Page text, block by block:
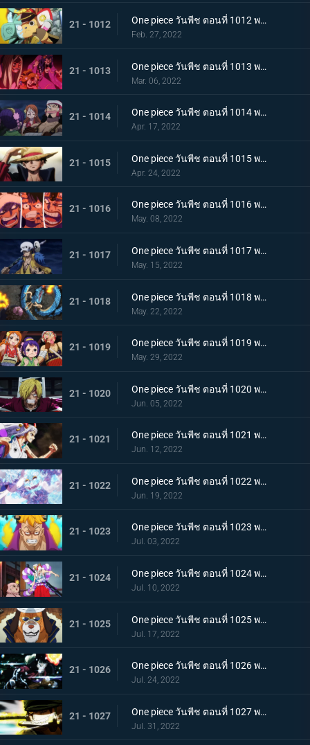
21 - 1012 One piece วันพีช ตอนที่ 1012 พากย์ไทย เดินหมากผิดเกม! เพลิงของนกอมตะมัลโก้
Feb. 27, 2022
21 - 1013 One piece วันพีช ตอนที่ 1013 พากย์ไทย อดีตของยาโมโตะ ชายผู้หมายหัว 4 จักรพรรดิ
Mar. 06, 2022
21 - 1014 One piece วันพีช ตอนที่ 1014 พากย์ไทย น้ำตาของมัลโก้! สายสัมพันธ์ของกลุ่มโจรสลัดหนวดขาว
Apr. 17, 2022
21 - 1015 One piece วันพีช ตอนที่ 1015 พากย์ไทย ลูฟี่หมวกฟาง ชายผู้ที่จะเป็นราชาโจรสลัด
Apr. 24, 2022
21 - 1016 One piece วันพีช ตอนที่ 1016 พากย์ไทย ศึกสัตว์ประหลาด! สามกัปตันต่างถือทิฐิ
May. 08, 2022
21 - 1017 One piece วันพีช ตอนที่ 1017 พากย์ไทย ออกท่าใหญ่ต่อเนื่อง! รุ่นที่เลวร้ายที่สุดโจมตีระห่ำ
May. 15, 2022
21 - 1018 One piece วันพีช ตอนที่ 1018 พากย์ไทย ไคโดหัวเราะ! สี่จักรพรรดิปะทะยุคสมัยใหม่
May. 22, 2022
21 - 1019 One piece วันพีช ตอนที่ 1019 พากย์ไทย แผนลับของโอทามะ! สุดยอดแผนการคิบิดังโกะ
May. 29, 2022
21 - 1020 One piece วันพีช ตอนที่ 1020 พากย์ไทย ซันจิตะโกนสุดเสียง! SOS ที่ดังก้องทั่วเกาะ
Jun. 05, 2022
21 - 1021 One piece วันพีช ตอนที่ 1021 พากย์ไทย สแพงค์แสนรุนแรง! ปัญหาเรื่องผู้หญิงของซันจิ
Jun. 12, 2022
21 - 1022 One piece วันพีช ตอนที่ 1022 พากย์ไทย ไม่นึกเสียใจ ลูฟี่กับลูกพี่สายสัมพันธ์ศิษย์อาจารย์
Jun. 19, 2022
21 - 1023 One piece วันพีช ตอนที่ 1023 พากย์ไทย เตรียมพร้อมเรียบร้อย! ช็อปเปอร์เฟจเนบูไลเซอร์
Jul. 03, 2022
21 - 1024 One piece วันพีช ตอนที่ 1024 พากย์ไทย โอเด้งปรากฏตัว! จิตใจของปลอกดาบแดงหวั่นไหว
Jul. 10, 2022
21 - 1025 One piece วันพีช ตอนที่ 1025 พากย์ไทย รุ่นที่เลวร้ายที่สุดพินาศสิ้น! ท่าใหญ่ของสี่จักรพรรดิ
Jul. 17, 2022
21 - 1026 One piece วันพีช ตอนที่ 1026 พากย์ไทย ซุปเปอร์โนวาโต้กลับแผนแยก 4 จักรพรรดิ
Jul. 24, 2022
21 - 1027 One piece วันพีช ตอนที่ 1027 พากย์ไทย ปกป้องลูฟี่ไว้! วิชาดาบของโซโลกับลอว์
Jul. 31, 2022